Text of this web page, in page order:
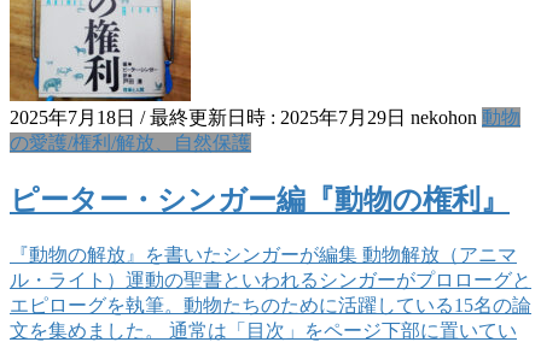
2025年7月18日 / 最終更新日時 : 2025年7月29日 nekohon 動物
の愛護/権利/解放、自然保護
ピーター・シンガー編『動物の権利』
『動物の解放』を書いたシンガーが編集 動物解放（アニマ
ル・ライト）運動の聖書といわれるシンガーがプロローグと
エピローグを執筆。動物たちのために活躍している15名の論
文を集めました。 通常は「目次」をページ下部に置いてい